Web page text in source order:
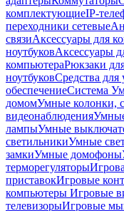
комплектующиеIP-
переходники сетевые
связиАксессуары для
ноутбуковАксессуары
компьютераРюкзаки
ноутбуковСредства для
обеспечениеСистема
домомУмные колонки,
видеонаблюдения
лампыУмные
светильникиУмные
замкиУмные домофоны
терморегуляторы
приставокИгровые
компьютеры Игровые
телевизорыИгровые